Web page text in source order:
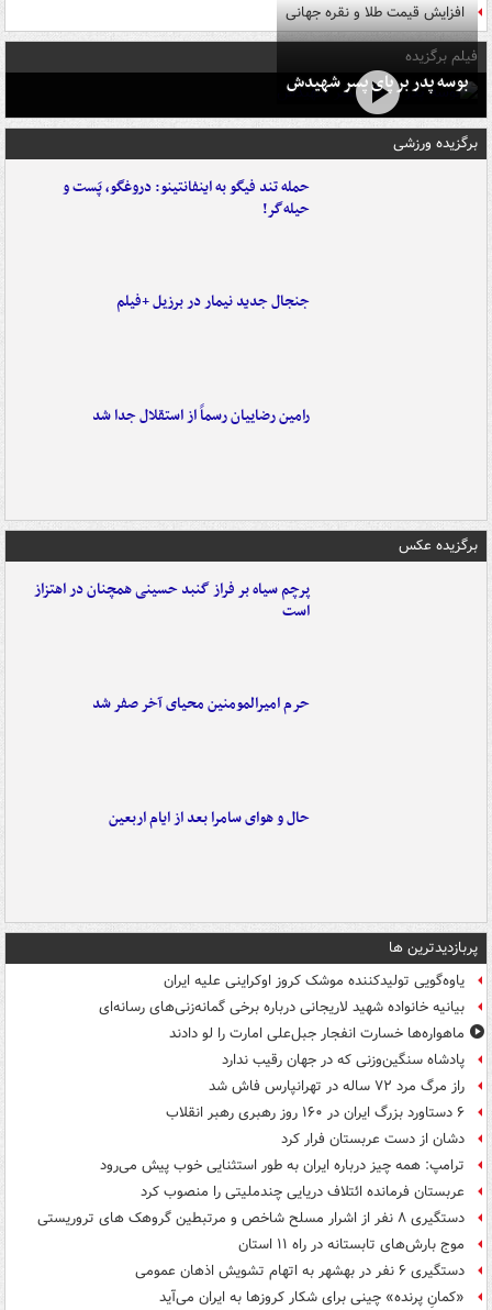
افزایش قیمت طلا و نقره جهانی
فیلم برگزیده
بوسه‌ پدر بر پای پسر شهیدش
برگزیده ورزشی
حمله تند فیگو به اینفانتینو: دروغگو، پَست‌ و
حیله‌گر!
جنجال جدید نیمار در برزیل +فیلم
رامین رضاییان رسماً از استقلال جدا شد
برگزیده عکس
پرچم سیاه بر فراز گنبد حسینی همچنان در اهتزاز
است
حرم امیرالمومنین محیای آخر صفر شد
حال و هوای سامرا بعد از ایام اربعین
پربازدیدترین ها
یاوه‌گویی تولیدکننده موشک کروز اوکراینی علیه ایران
بیانیه خانواده شهید لاریجانی درباره برخی گمانه‌زنی‌های رسانه‌ای
ماهواره‌ها خسارت انفجار جبل‌علی امارت را لو دادند
پادشاه سنگین‌وزنی که در جهان رقیب ندارد
راز مرگ مرد ۷۲ ساله در تهرانپارس فاش شد
۶ دستاورد بزرگ ایران در ۱۶۰ روز رهبری رهبر انقلاب
دشان از دست عربستان فرار کرد
ترامپ: همه چیز درباره ایران به طور استثنایی خوب پیش می‌رود
عربستان فرمانده ائتلاف دریایی چندملیتی را منصوب کرد
دستگیری ۸ نفر از اشرار مسلح شاخص و مرتبطین گروهک های تروریستی
موج بارش‌های تابستانه در راه ۱۱ استان
دستگیری ۶ نفر در بهشهر به اتهام تشویش اذهان عمومی
«کمانِ پرنده» چینی برای شکار کروزها به ایران می‌آید